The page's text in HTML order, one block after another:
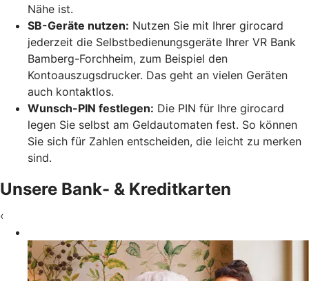
Nähe ist.
SB-Geräte nutzen: Nutzen Sie mit Ihrer girocard
jederzeit die Selbstbedienungsgeräte Ihrer VR Bank
Bamberg-Forchheim, zum Beispiel den
Kontoauszugsdrucker. Das geht an vielen Geräten
auch kontaktlos.
Wunsch-PIN festlegen: Die PIN für Ihre girocard
legen Sie selbst am Geldautomaten fest. So können
Sie sich für Zahlen entscheiden, die leicht zu merken
sind.
Unsere Bank- & Kreditkarten
‹